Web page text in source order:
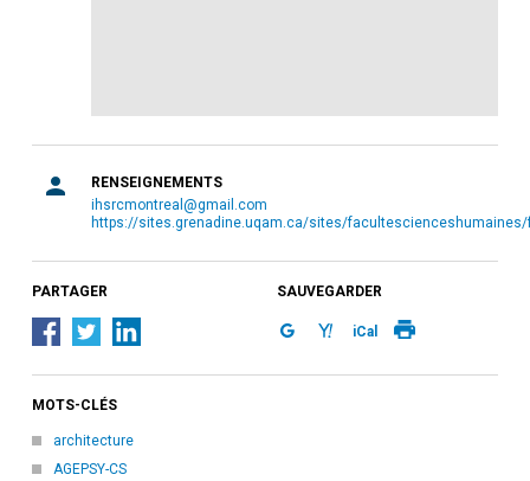
RENSEIGNEMENTS
ihsrcmontreal@gmail.com
https://sites.grenadine.uqam.ca/sites/
PARTAGER SAUVEGARDER
iCal
MOTS-CLÉS
architecture
AGEPSY-CS